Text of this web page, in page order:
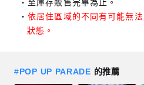
至庫存販售完畢為止。
依居住區域的不同有可能無
狀態。
#POP UP PARADE 的推薦